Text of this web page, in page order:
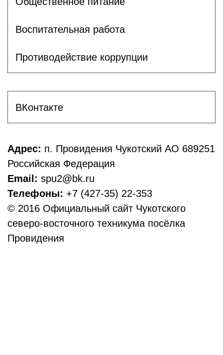
Воспитательная работа
Противодействие коррупции
ВКонтакте
Адрес: п. Провидения Чукотский АО 689251
Российская Федерация
Email: spu2@bk.ru
Телефоны: +7 (427-35) 22-353
© 2016 Официальный сайт Чукотского
северо-восточного техникума посёлка
Провидения